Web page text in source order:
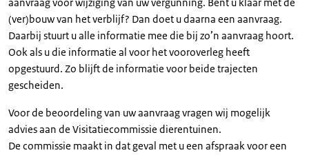
(ver)bouw van het verblijf? Dan doet u daarna een aanvraag.
Daarbij stuurt u alle informatie mee die bij zo’n aanvraag hoort.
Ook als u die informatie al voor het vooroverleg heeft
opgestuurd. Zo blijft de informatie voor beide trajecten
gescheiden.
Voor de beoordeling van uw aanvraag vragen wij mogelijk
advies aan de Visitatiecommissie dierentuinen.
De commissie maakt in dat geval met u een afspraak voor een